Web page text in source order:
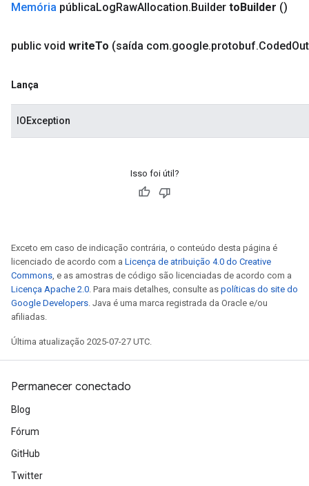
Memória públicaLogRawAllocation.Builder toBuilder ()
public void writeTo (saída com.google.protobuf.Coded
Lança
IOException
Isso foi útil?
Exceto em caso de indicação contrária, o conteúdo desta página é
licenciado de acordo com a Licença de atribuição 4.0 do Creative
Commons, e as amostras de código são licenciadas de acordo com a
Licença Apache 2.0. Para mais detalhes, consulte as políticas do site do
Google Developers. Java é uma marca registrada da Oracle e/ou
afiliadas.
Última atualização 2025-07-27 UTC.
Permanecer conectado
Blog
Fórum
GitHub
Twitter